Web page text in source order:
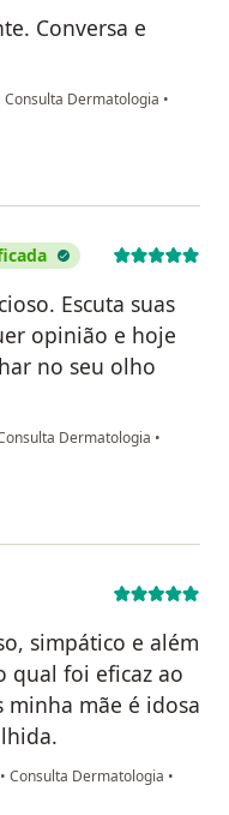
Conversa e
Consulta Dermatologia •
Escuta suas
opinião e hoje
no seu olho
Dermatologia •
simpático e além
qual foi eficaz ao
mãe é idosa
• Consulta Dermatologia •